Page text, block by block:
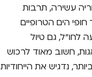
עשירה, תרבות
הים הטרופיים
לחו"ל, גם טיול
חשוב מאוד לרכוש
נדגיש את הייחודיות